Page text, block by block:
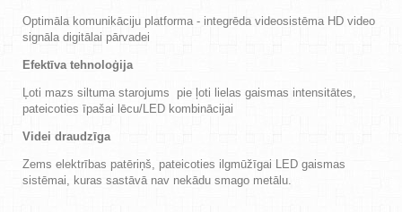
Optimāla komunikāciju platforma - integrēda videosistēma HD video
signāla digitālai pārvadei
Efektīva tehnoloģija
Ļoti mazs siltuma starojums pie ļoti lielas gaismas intensitātes,
pateicoties īpašai lēcu/LED kombinācijai
Videi draudzīga
Zems elektrības patēriņš, pateicoties ilgmūžīgai LED gaismas
sistēmai, kuras sastāvā nav nekādu smago metālu.